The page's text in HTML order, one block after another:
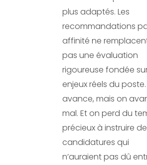
plus adaptés. Les
recommandations
affinité ne
pas une évaluation
rigoureuse fondée
enjeux réels du
avance, mais on
mal. Et on perd du
précieux à instruire
candidatures qui
n’auraient pas dû